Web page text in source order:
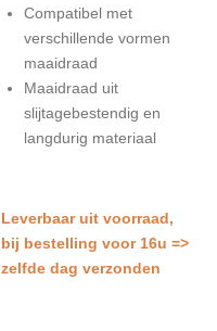
Compatibel met
verschillende vormen
maaidraad
Maaidraad uit
slijtagebestendig en
langdurig materiaal
Leverbaar uit voorraad,
bij bestelling voor 16u =>
zelfde dag verzonden